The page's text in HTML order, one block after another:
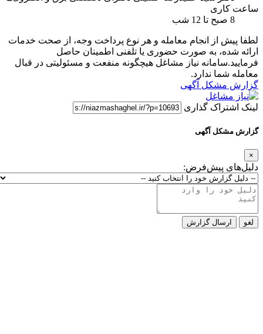
ساعت کاری
8 صبح تا 12 شب
لطفا پیش از انجام معامله و هر نوع پرداخت وجه، از صحت خدمات
ارائه شده، به صورت حضوری یا تلفنی اطمینان حاصل
فرمایید.سامانه نیاز مشاغل هیچگونه منفعت و مسئولیتی در قبال
معامله شما ندارد.
گزارش مشکل آگهی
لینک اشتراک گذاری
گزارش مشکل آگهی
×
دلیل‌های پیش‌فرض:
لغو ارسال گزارش